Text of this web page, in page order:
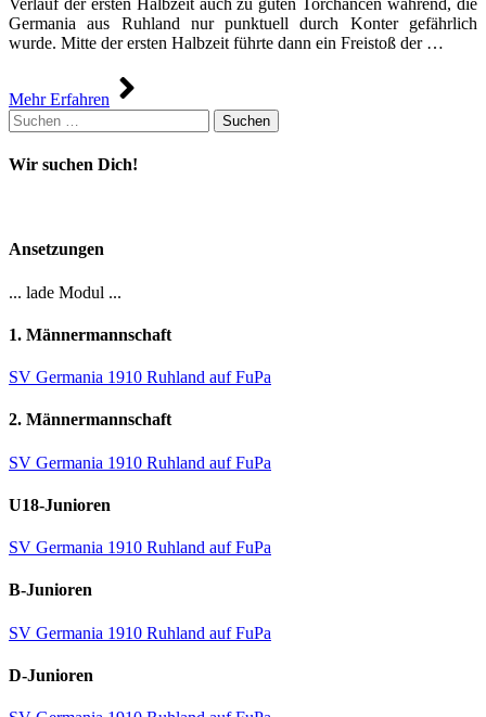
Germania aus Ruhland nur punktuell durch Konter gefährlich
wurde. Mitte der ersten Halbzeit führte dann ein Freistoß der …
Mehr Erfahren
Suchen
nach:
Wir suchen Dich!
Ansetzungen
... lade Modul ...
1. Männermannschaft
SV Germania 1910 Ruhland auf FuPa
2. Männermannschaft
SV Germania 1910 Ruhland auf FuPa
U18-Junioren
SV Germania 1910 Ruhland auf FuPa
B-Junioren
SV Germania 1910 Ruhland auf FuPa
D-Junioren